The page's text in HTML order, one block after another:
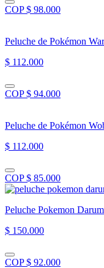
COP $ 98.000
Peluche de Pokémon
$ 112.000
COP $ 94.000
Peluche de Pokémon
$ 112.000
COP $ 85.000
Peluche Pokemon
$ 150.000
COP $ 92.000